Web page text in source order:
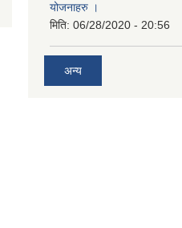
योजनाहरु ।
मिति: 06/28/2020 - 20:56
अन्य